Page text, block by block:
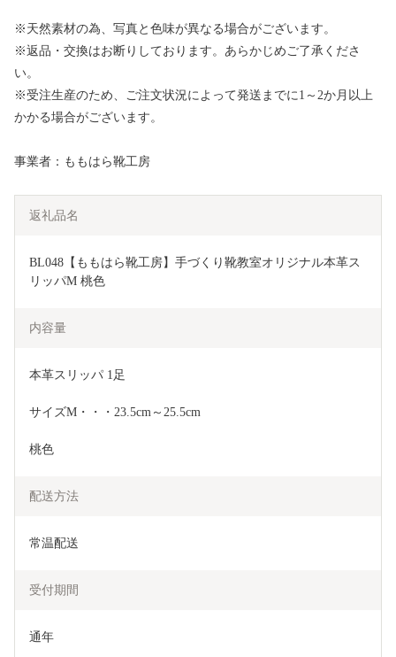
※天然素材の為、写真と色味が異なる場合がございます。
※返品・交換はお断りしております。あらかじめご了承くださ
い。
※受注生産のため、ご注文状況によって発送までに1～2か月以上
かかる場合がございます。
事業者：ももはら靴工房
返礼品名
BL048【ももはら靴工房】手づくり靴教室オリジナル本革ス
リッパM 桃色
内容量
本革スリッパ 1足
サイズM・・・23.5cm～25.5cm
桃色
配送方法
常温配送
受付期間
通年